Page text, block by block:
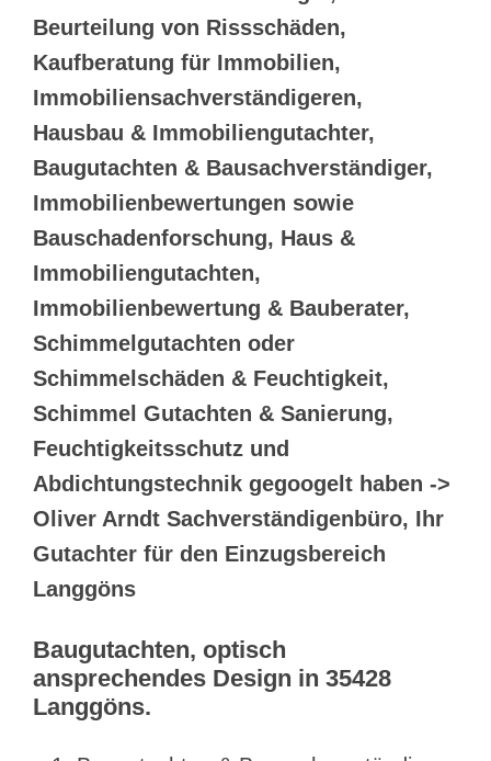
Beurteilung von Rissschäden,
Kaufberatung für Immobilien,
Immobiliensachverständigeren,
Hausbau & Immobiliengutachter,
Baugutachten & Bausachverständiger,
Immobilienbewertungen sowie
Bauschadenforschung, Haus &
Immobiliengutachten,
Immobilienbewertung & Bauberater,
Schimmelgutachten oder
Schimmelschäden & Feuchtigkeit,
Schimmel Gutachten & Sanierung,
Feuchtigkeitsschutz und
Abdichtungstechnik gegoogelt haben ->
Oliver Arndt Sachverständigenbüro, Ihr
Gutachter für den Einzugsbereich
Langgöns
Baugutachten, optisch
ansprechendes Design in 35428
Langgöns.